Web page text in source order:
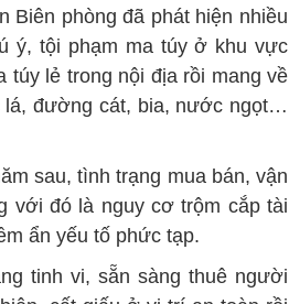
Biên phòng đã phát hiện nhiều
ý, tội phạm ma túy ở khu vực
túy lẻ trong nội địa rồi mang về
lá, đường cát, bia, nước ngọt…
sau, tình trạng mua bán, vận
với đó là nguy cơ trộm cắp tài
ẩn yếu tố phức tạp.
tinh vi, sẵn sàng thuê người